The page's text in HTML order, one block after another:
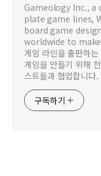
Gameology Inc.,
plate game lines,
board game
worldwide to
게임 라인을 출판하
게임을 만들기 위해
스트들과 협업합니다.
구독하기